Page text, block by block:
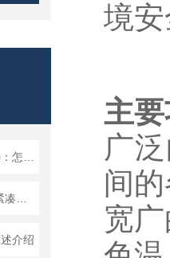
介绍
境
主
广
间
宽